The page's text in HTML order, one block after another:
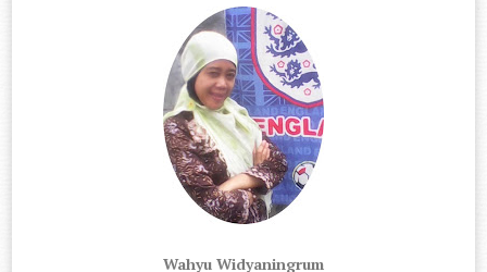
Wahyu Widyaningrum